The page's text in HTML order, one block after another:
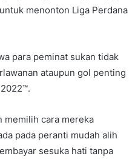
menonton Liga Perdana
para peminat sukan tidak
ataupun gol penting
memilih cara mereka
pada peranti mudah alih
sesuka hati tanpa